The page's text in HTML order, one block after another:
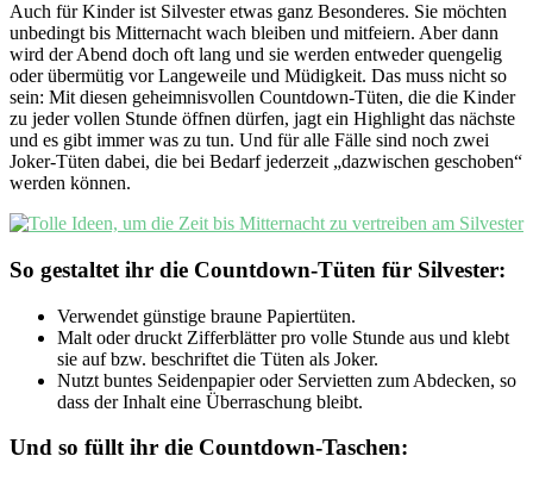
Auch für Kinder ist Silvester etwas ganz Besonderes. Sie möchten
unbedingt bis Mitternacht wach bleiben und mitfeiern. Aber dann
wird der Abend doch oft lang und sie werden entweder quengelig
oder übermütig vor Langeweile und Müdigkeit. Das muss nicht so
sein: Mit diesen geheimnisvollen Countdown-Tüten, die die Kinder
zu jeder vollen Stunde öffnen dürfen, jagt ein Highlight das nächste
und es gibt immer was zu tun. Und für alle Fälle sind noch zwei
Joker-Tüten dabei, die bei Bedarf jederzeit „dazwischen geschoben“
werden können.
So gestaltet ihr die Countdown-Tüten für Silvester:
Verwendet günstige braune Papiertüten.
Malt oder druckt Zifferblätter pro volle Stunde aus und klebt
sie auf bzw. beschriftet die Tüten als Joker.
Nutzt buntes Seidenpapier oder Servietten zum Abdecken, so
dass der Inhalt eine Überraschung bleibt.
Und so füllt ihr die Countdown-Taschen: